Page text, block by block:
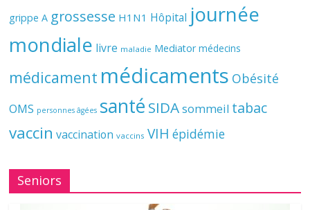
grippe A grossesse H1N1 Hôpital journée
mondiale livre maladie Mediator médecins
médicament médicaments Obésité
OMS personnes âgées santé SIDAsommeil tabac
vaccin vaccination vaccins VIH épidémie
Seniors